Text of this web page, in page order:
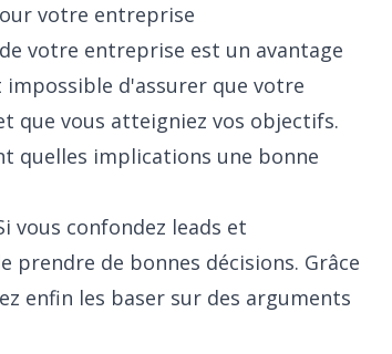
votre entreprise
votre entreprise est un avantage
d'assurer que votre
que vous atteigniez vos objectifs.
quelles implications une bonne
vous confondez leads et
prendre de bonnes décisions. Grâce
enfin les baser sur des arguments